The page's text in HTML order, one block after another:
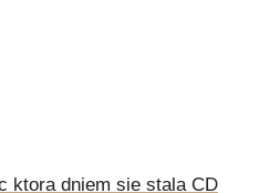
ktora dniem sie stala CD